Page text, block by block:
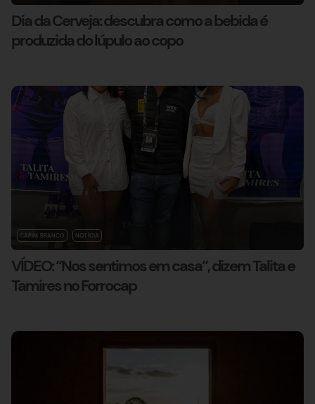
Dia da Cerveja: descubra como a bebida é
produzida do lúpulo ao copo
CAPIM BRANCO NOTÍCIA
VÍDEO: “Nos sentimos em casa”, dizem Talita e
Tamires no Forrocap